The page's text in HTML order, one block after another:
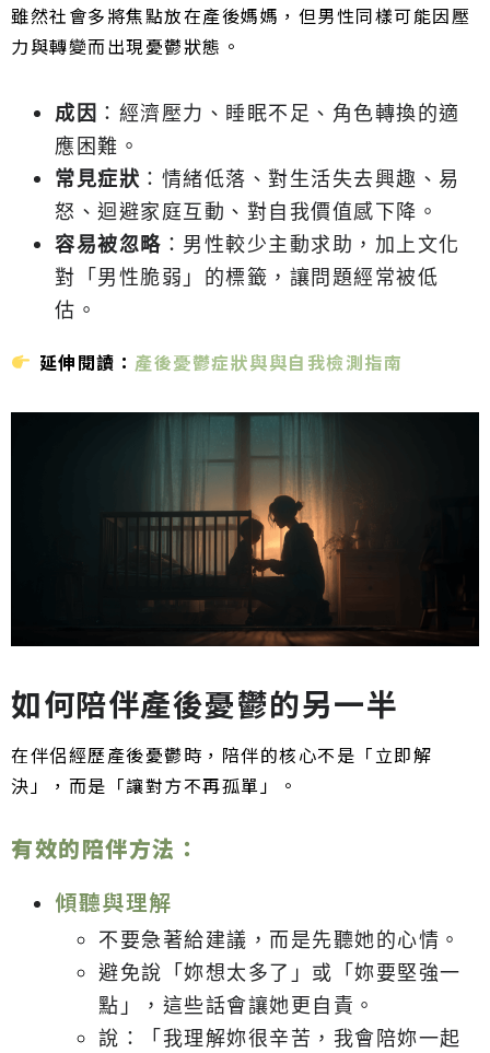
雖然社會多將焦點放在產後媽媽，但男性同樣可能因壓
力與轉變而出現憂鬱狀態。
成因 ：經濟壓力、睡眠不足、角色轉換的適
應困難。
常見症狀 ：情緒低落、對生活失去興趣、易
怒、迴避家庭互動、對自我價值感下降。
容易被忽略 ：男性較少主動求助，加上文化
對「男性脆弱」的標籤，讓問題經常被低
估。
延伸閱讀： 產後憂鬱症狀與與自我檢測指南
如何陪伴產後憂鬱的另一半
在伴侶經歷產後憂鬱時，陪伴的核心不是「立即解
決」，而是「讓對方不再孤單」。
有效的陪伴方法：
傾聽與理解
不要急著給建議，而是先聽她的心情。
避免說「妳想太多了」或「妳要堅強一
點」，這些話會讓她更自責。
說：「我理解妳很辛苦，我會陪妳一起